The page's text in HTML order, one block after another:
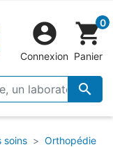


Connexion
shopping_cart0
Panier
soins
Orthopédie